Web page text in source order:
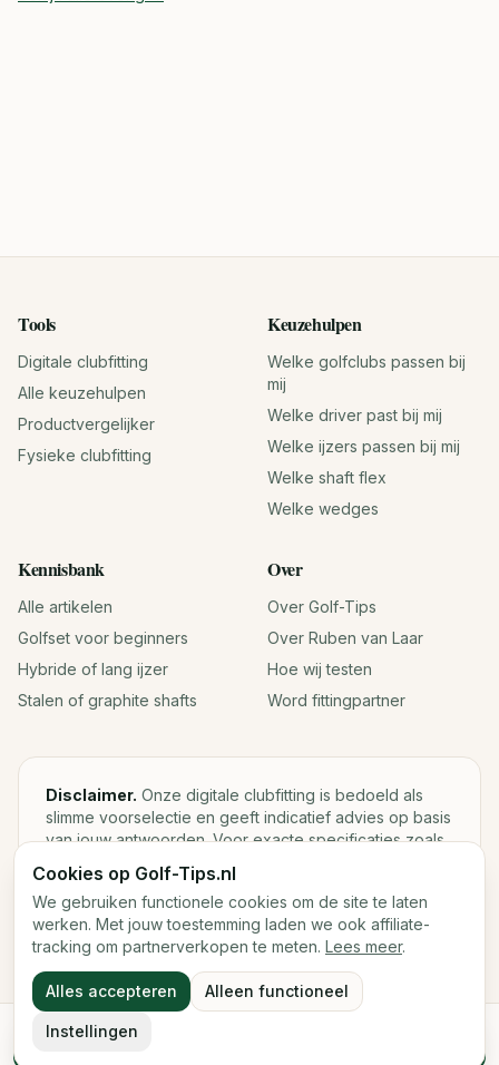
Tools
Digitale clubfitting
Alle keuzehulpen
Productvergelijker
Fysieke clubfitting
Keuzehulpen
Welke golfclubs passen bij
mij
Welke driver past bij mij
Welke ijzers passen bij mij
Welke shaft flex
Welke wedges
Kennisbank
Alle artikelen
Golfset voor beginners
Hybride of lang ijzer
Stalen of graphite shafts
Over
Over Golf-Tips
Over Ruben van Laar
Hoe wij testen
Word fittingpartner
Disclaimer. Onze digitale clubfitting is bedoeld als
slimme voorselectie en geeft indicatief advies op basis
van jouw antwoorden. Voor exacte specificaties zoals
loft, lie, shaftgewicht en swingweight blijft een fysieke
fitting met launch monitor de beste keuze.
2026Golf-Tips.nl — Het slimste golfadviesplatform van
Nederland.
Cookies op Golf-Tips.nl
We gebruiken functionele cookies om de site te laten
werken. Met jouw toestemming laden we ook affiliate-
tracking om partnerverkopen te meten. Lees meer.
Alles accepteren Alleen functioneel
Instellingen